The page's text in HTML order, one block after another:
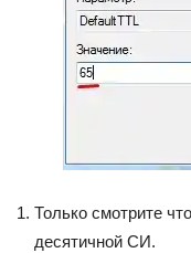
Только смотрите
десятичной СИ.